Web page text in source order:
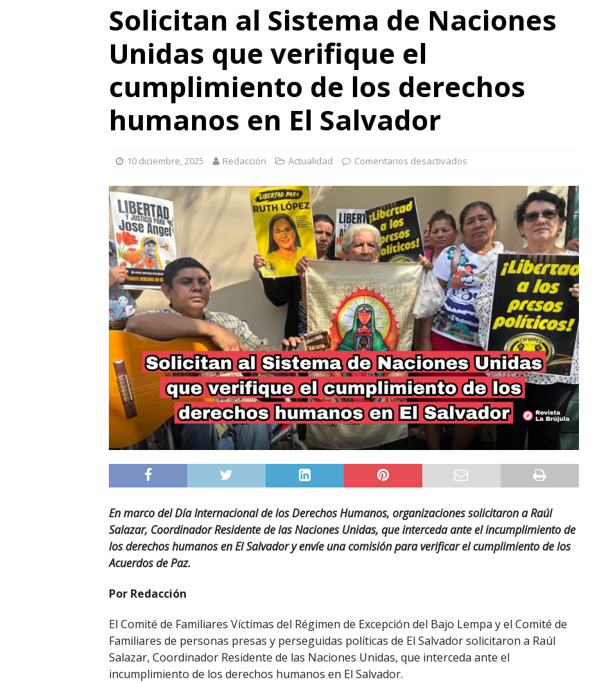
Solicitan al Sistema de Naciones
Unidas que verifique el
cumplimiento de los derechos
humanos en El Salvador
10 diciembre, 2025 Redacción Actualidad Comentarios desactivados
En marco del Día Internacional de los Derechos Humanos, organizaciones solicitaron a Raúl
Salazar, Coordinador Residente de las Naciones Unidas, que interceda ante el incumplimiento de
los derechos humanos en El Salvador y envíe una comisión para verificar el cumplimiento de los
Acuerdos de Paz.
Por Redacción
El Comité de Familiares Víctimas del Régimen de Excepción del Bajo Lempa y el Comité de
Familiares de personas presas y perseguidas políticas de El Salvador solicitaron a Raúl
Salazar, Coordinador Residente de las Naciones Unidas, que interceda ante el
incumplimiento de los derechos humanos en El Salvador.